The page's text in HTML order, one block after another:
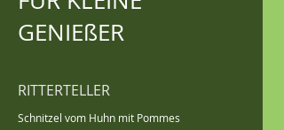
GENIEßER
RITTERTELLER
Schnitzel vom Huhn mit Pommes